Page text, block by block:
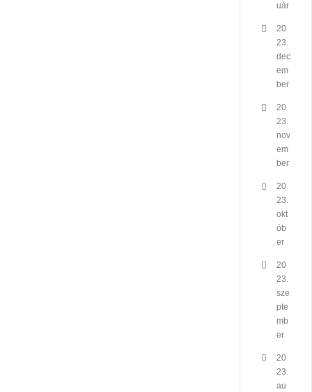
uár
20
23.
dec
em
ber
20
23.
nov
em
ber
20
23.
okt
ób
er
20
23.
sze
pte
mb
er
20
23.
au